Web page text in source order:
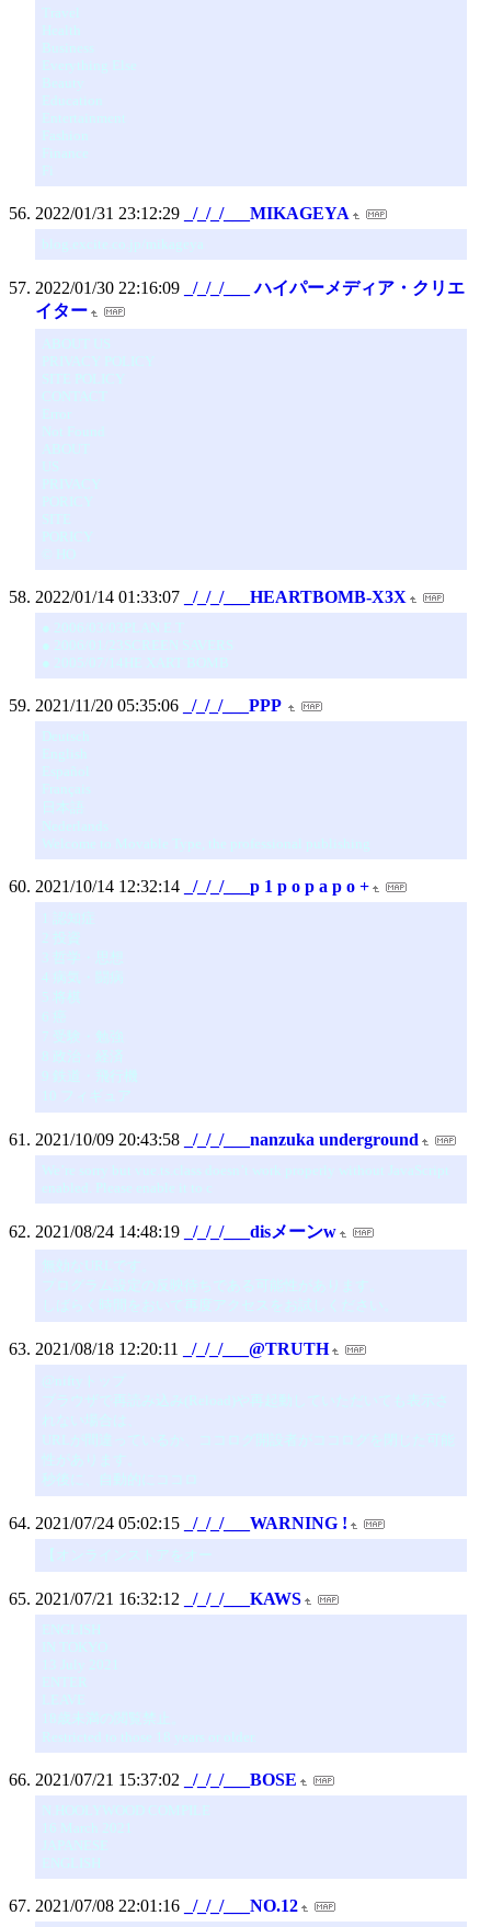
Travel
Health
Business
Everything Else
Beauty
Education
Entertainment
Fashion
Finance
2022/01/31 23:12:29 _/_/_/___MIKAGEYA
blog.excite.co.jp/mikageya
2022/01/30 22:16:09
_/_/_/___ ハイパーメディア・クリエ
イター
ABOUT US
PRIVACY POLICY
SITE POLICY
CONTACT
Error
Not Found
ABOUT
US
PRIVACY
PORICY
SITE
PORICY
© HO
2022/01/14 01:33:07 _/_/_/___HEARTBOMB-X3X
● 2006/03/03PLAN E.T
● 2006/01/23SCREEN SAVERS
● 2005/07/14HE XART BOMB
2021/11/20 05:35:06 _/_/_/___PPP
Deutsch
English
Español
Français
Nederlands
Welcome to Movable Type, the professional publishing
2021/10/14 12:32:14 _/_/_/___p 1 p o p a p o +
1 認知症
2 投資
3 哲学・思想
4 病気・闘病
5 将棋
6 癌
7 受験・勉強
8 政治・経済
9 鉄道・飛行機
10 フィギュア
2021/10/09 20:43:58 _/_/_/___nanzuka underground
We’re sorry but vue.ts.class doesn’t work properly without JavaScript
enabled. Please enable it to c
2021/08/24 14:48:19 _/_/_/___disメーンw
無効なURLです。
プログラム設定の反映待ちである可能性があります。
しばらく時間をおいて再度アクセスをお試しください。
2021/08/18 12:20:11 _/_/_/___@TRUTH
@niftyトップ
ブラウザで再読み込み(Reload)や再起動していただいても表示さ
れない場合は、
URLが間違っているか、ココログ開設者がココログを閉じた可能
性があります。
秒後に、自動的にココロ
2021/07/24 05:02:15 _/_/_/___WARNING !
【オンラインストアをオー
2021/07/21 16:32:12 _/_/_/___KAWS
ENGLISH
IN TOKYO
13 July 2021
ENTER
LEAVE
18歳未満の閲覧禁止。
Restricted to those 18 years or older.
2021/07/21 15:37:02 _/_/_/___BOSE
N.HOOLYWOOD COMPILE
16 March 2021
JAPANESE
ENGLISH
2021/07/08 22:01:16 _/_/_/___NO.12